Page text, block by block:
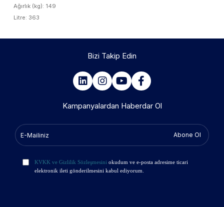
Ağırlık (kg): 149
Litre: 363
Bizi Takip Edin
Kampanyalardan Haberdar Ol
Abone Ol
KVKK ve Gizlilik Sözleşmesini okudum ve e-posta adresime ticari
elektronik ileti gönderilmesini kabul ediyorum.